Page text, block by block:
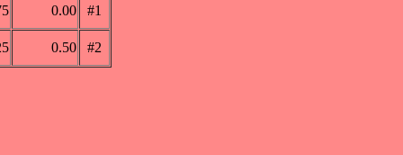
0.00 #1
0.50 #2